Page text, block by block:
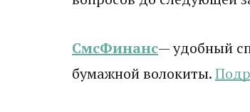
СмсФинанс— удобный
бумажной волокиты.